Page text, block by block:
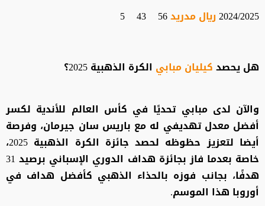
2024/2025ريال مدريد56 43 5
هل يحصدكيليان مبابي الكرة الذهبية 2025؟
والآن لدى مبابي تحديًا في كأس العالم للأندية لكسر
أفضل معدل تهديفي له مع باريس سان جيرمان، وفرصة
أيضا لتعزيز حظوظه لحصد جائزة الكرة الذهبية 2025،
خاصة بعدما فاز بجائزة هداف الدوري الإسباني برصيد 31
هدفًا، بجانب فوزه بالحذاء الذهبي كأفضل هداف في
أوروبا هذا الموسم.